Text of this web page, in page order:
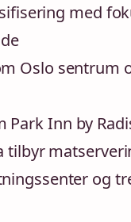
med
Oslo sentrum
Park Inn by
tilbyr
og